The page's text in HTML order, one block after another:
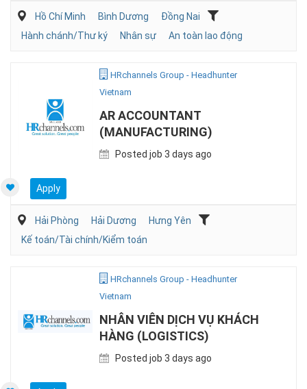
Hồ Chí Minh Bình Dương
Đồng Nai
Hành chánh/Thư ký
Nhân sự An toàn lao động
HRchannels Group - Headhunter
Vietnam
AR ACCOUNTANT
(MANUFACTURING)
Posted job 3 days ago
Apply
Hải Phòng Hải Dương
Hưng Yên
Kế toán/Tài chính/Kiểm toán
HRchannels Group - Headhunter
Vietnam
NHÂN VIÊN DỊCH VỤ KHÁCH
HÀNG (LOGISTICS)
Posted job 3 days ago